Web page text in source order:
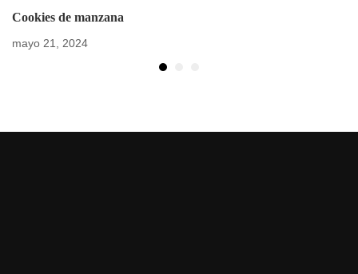
Cookies de manzana
mayo 21, 2024